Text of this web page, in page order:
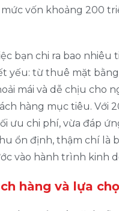
mức vốn khoảng 200
bạn chi ra bao
yếu: từ thuê mặt
mái và dễ chịu cho
hàng mục tiêu. Với
ưu chi phí, vừa đáp
ổn định, thậm chí là
vào hành trình kinh
hàng và lựa